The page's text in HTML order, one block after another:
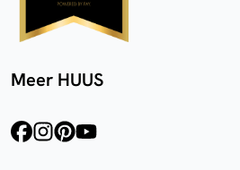
Meer HUUS
facebookinstagram
pinterest
youtube